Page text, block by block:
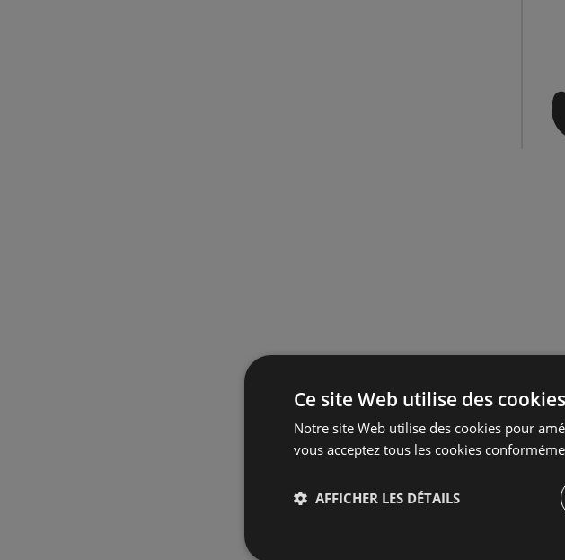
Ce site Web utilise des cookies
Notre site Web utilise des cookies pour
vous acceptez tous les cookies
AFFICHER LES DÉTAILS